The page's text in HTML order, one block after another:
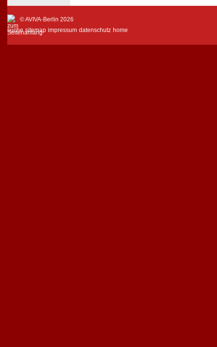
© AVIVA-Berlin 2026
suche sitemap impressum datenschutz home